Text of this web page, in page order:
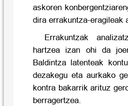
askoren
dira errakuntza-eragileak
Errakuntzak
hartzea izan ohi da
Baldintza latenteak
dezakegu eta aurkako
kontra bakarrik arituz
berragertzea.